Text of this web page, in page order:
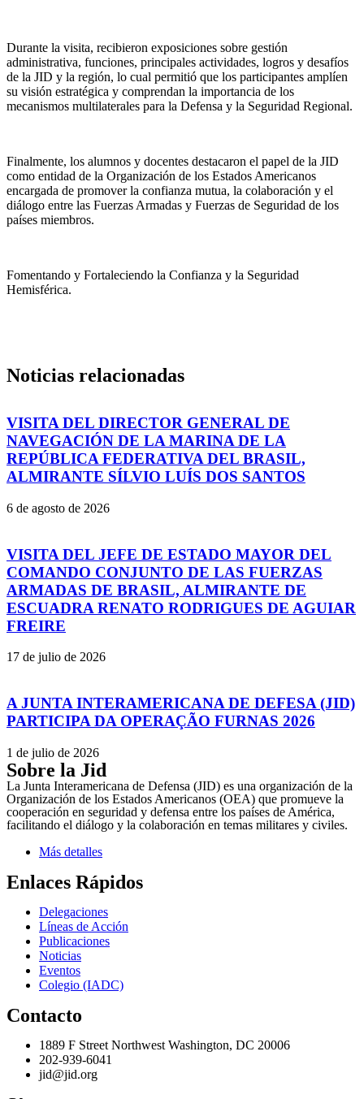
Durante la visita, recibieron exposiciones sobre gestión
administrativa, funciones, principales actividades, logros y desafíos
de la JID y la región, lo cual permitió que los participantes amplíen
su visión estratégica y comprendan la importancia de los
mecanismos multilaterales para la Defensa y la Seguridad Regional.
Finalmente, los alumnos y docentes destacaron el papel de la JID
como entidad de la Organización de los Estados Americanos
encargada de promover la confianza mutua, la colaboración y el
diálogo entre las Fuerzas Armadas y Fuerzas de Seguridad de los
países miembros.
Fomentando y Fortaleciendo la Confianza y la Seguridad
Hemisférica.
Noticias relacionadas
VISITA DEL DIRECTOR GENERAL DE
NAVEGACIÓN DE LA MARINA DE LA
REPÚBLICA FEDERATIVA DEL BRASIL,
ALMIRANTE SÍLVIO LUÍS DOS SANTOS
6 de agosto de 2026
VISITA DEL JEFE DE ESTADO MAYOR DEL
COMANDO CONJUNTO DE LAS FUERZAS
ARMADAS DE BRASIL, ALMIRANTE DE
ESCUADRA RENATO RODRIGUES DE AGUIAR
FREIRE
17 de julio de 2026
A JUNTA INTERAMERICANA DE DEFESA (JID)
PARTICIPA DA OPERAÇÃO FURNAS 2026
1 de julio de 2026
Sobre la Jid
La Junta Interamericana de Defensa (JID) es una organización de la
Organización de los Estados Americanos (OEA) que promueve la
cooperación en seguridad y defensa entre los países de América,
facilitando el diálogo y la colaboración en temas militares y civiles.
Más detalles
Enlaces Rápidos
Delegaciones
Líneas de Acción
Publicaciones
Noticias
Eventos
Colegio (IADC)
Contacto
1889 F Street Northwest Washington, DC 20006
202-939-6041
jid@jid.org